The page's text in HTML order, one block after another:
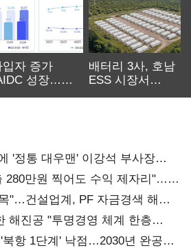
입자 증가
성장…
배터리 3사, 호남
ESS 시장서
'정통 대우맨' 이강석 부사장
280만원 찍어도 수익 제자리"…
'"…건설업계, PF 자금경색 해소
해진공 "투명경영 체계 한층
항 1단계' 낙점…2030년 완공